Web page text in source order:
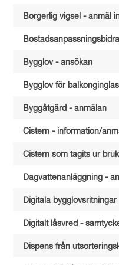
Borgerlig vigsel - anmäl
Bygglov - ansökan
Bygglov för
Byggåtgärd - anmälan
Cistern - information/
Cistern som tagits ur
Dagvattenanläggning -
Digitala bygglovsritningar
Digitalt låsvred -
Dispens från